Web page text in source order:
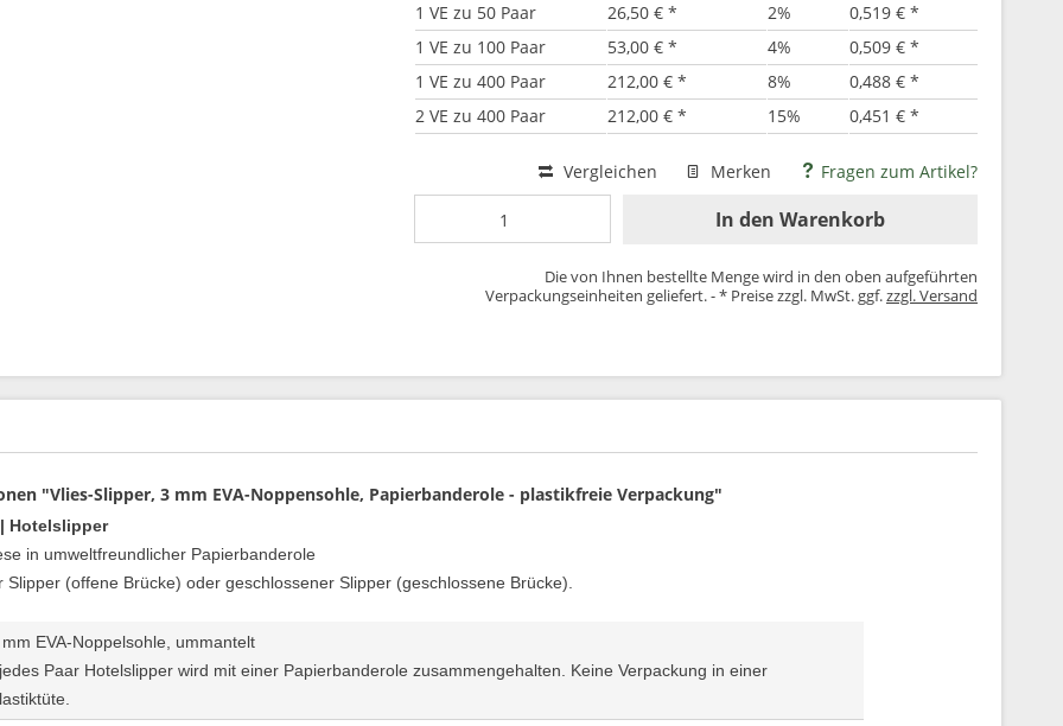
1 VE zu 50 Paar
26,50 € * 2%
0,519 € *
1 VE zu 100 Paar
53,00 € * 4%
0,509 € *
1 VE zu 400 Paar
212,00 € * 8%
0,488 € *
2 VE zu 400 Paar
212,00 € * 15% 0,451 € *
Vergleichen Merken Fragen zum Artikel?
In den Warenkorb
Die von Ihnen bestellte Menge wird in den oben aufgeführten
Verpackungseinheiten geliefert. - * Preise zzgl. MwSt. ggf.zzgl. Versand
"Vlies-Slipper, 3 mm EVA-Noppensohle, Papierbanderole - plastikfreie Verpackung"
Hotelslipper
in umweltfreundlicher Papierbanderole
Slipper (offene Brücke) oder geschlossener Slipper (geschlossene Brücke).
EVA-Noppelsohle, ummantelt
Paar Hotelslipper wird mit einer Papierbanderole zusammengehalten. Keine Verpackung in einer